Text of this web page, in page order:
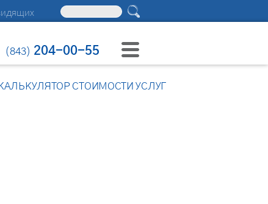
(843) 204-00-55
СТОИМОСТИ УСЛУГ